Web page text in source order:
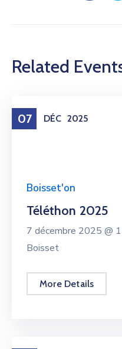
Related
07 DÉC 2025
Boisset'on
Téléthon 2025
7 décembre 2025 @
Boisset
More Details